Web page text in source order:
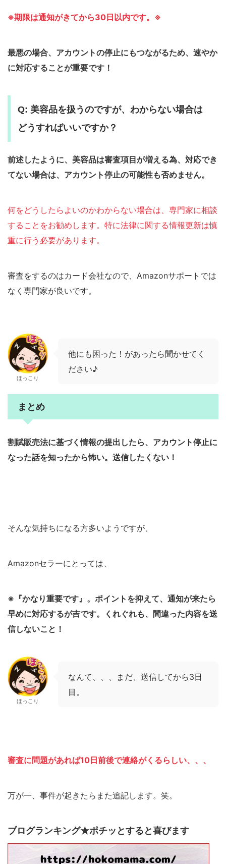
※期限は通知がきてから30日以内です。※
最悪の場合、アカウントの停止にもつながるため、速やか
に対応することが重要です！
Q: 美容品を扱うのですが、わからない場合は
どうすればいいですか？
前述したように、美容品は審査項目が増える為、対応でき
てない場合は、アカウント停止の可能性も否めません。
何をどうしたらよいのかわからない場合は、専門家に相談
することをお勧めします。特に法律に関する情報更新は慎
重に行う必要があります。
審査をするのはカード会社なので、Amazonサポートでは
なく専門家が良いです。
ほっこり
他にも困った！があったら聞かせてく
ださい♪
まとめ
割賦販売法に基づく情報の提出したら、アカウント停止に
なった話を知ったから怖い。送信したくない！
そんな気持ちになる方多いようですが、
Amazonセラーにとっては、
※『かなり重要です』。ポイントを抑えて、通知が来たら
早めに対応するが吉です。くれぐれも、間違った内容を送
信しないこと！
ほっこり
なんて、、、まだ、送信してから3日
目。
審査に問題があれば10日前後で連絡がくるらしい、、、
万が一、事件が起きたらまた追記します。笑。
ブログランキング★ポチッとすると喜びます